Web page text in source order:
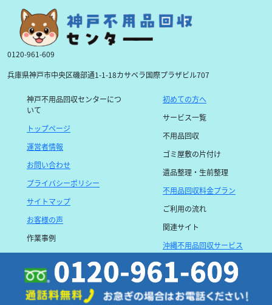
0120-961-609
兵庫県神戸市中央区磯部通1-1-18カサベラ国際プラザビル707
神戸不用品回収センターにつ
いて
トップページ
運営者情報
お問い合わせ
プライバシーポリシー
サイトマップ
お客様の声
作業事例
よくある質問
初めての方へ
サービス一覧
不用品回収
ゴミ屋敷の片付け
遺品整理・生前整理
不用品回収料金プラン
ご利用の流れ
関連サイト
沖縄不用品回収サービス
京都不用品回収センター